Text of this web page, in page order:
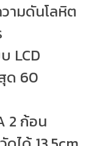
ามดันโลหิต
LCD
ด 60
2 ก้อน